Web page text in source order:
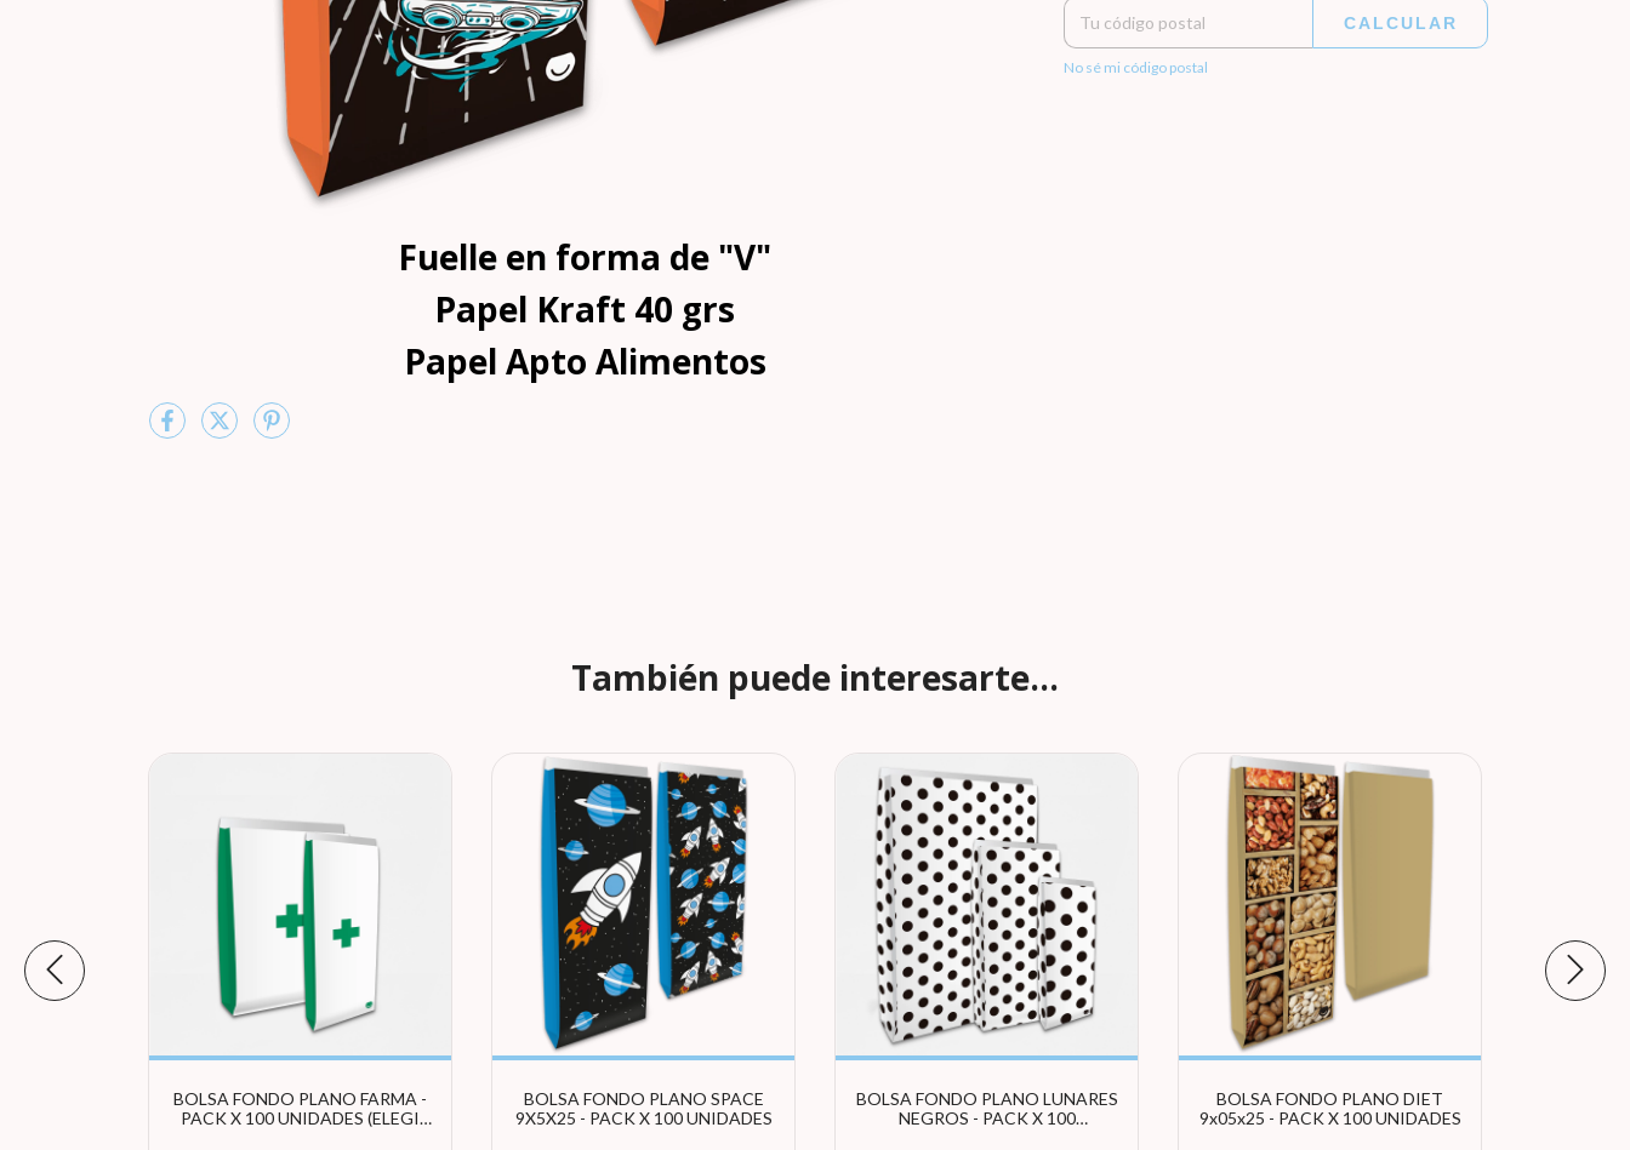
Fuelle en forma de "V"
Papel Kraft 40 grs
Papel Apto Alimentos
CALCULAR
No sé mi código postal
También puede interesarte...
BOLSA FONDO PLANO FARMA -
PACK X 100 UNIDADES (ELEGI
BOLSA FONDO PLANO SPACE
9X5X25 - PACK X 100 UNIDADES
BOLSA FONDO PLANO LUNARES
NEGROS - PACK X 100
BOLSA FONDO PLANO DIET
9x05x25 - PACK X 100 UNIDADES